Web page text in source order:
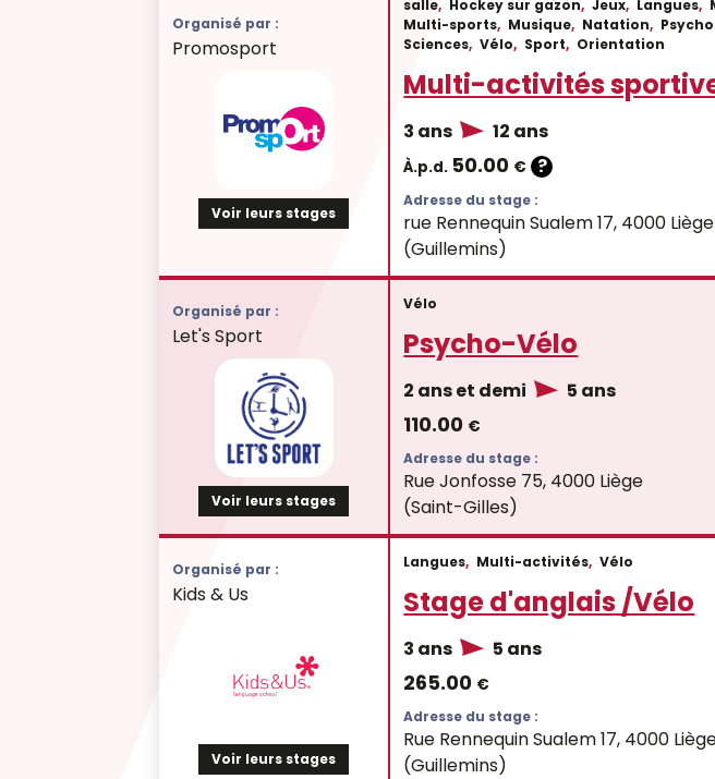
Organisé par :
Promosport
Voir leurs stages
salle, Hockey sur gazon, Jeux, Langues,
Multi-sports, Musique, Natation,
Sciences, Vélo, Sport, Orientation
Multi-activités
3 ans 12 ans
À.p.d. 50.00 € ?
Adresse du stage :
rue Rennequin Sualem 17, 4000 Liège
(Guillemins)
Organisé par :
Let's Sport
Voir leurs stages
Vélo
Psycho-Vélo
2 ans et demi 5 ans
110.00 €
Adresse du stage :
Rue Jonfosse 75, 4000 Liège
(Saint-Gilles)
Organisé par :
Kids & Us
Voir leurs stages
Langues, Multi-activités, Vélo
Stage d'anglais /Vélo
3 ans 5 ans
265.00 €
Adresse du stage :
Rue Rennequin Sualem 17, 4000
(Guillemins)